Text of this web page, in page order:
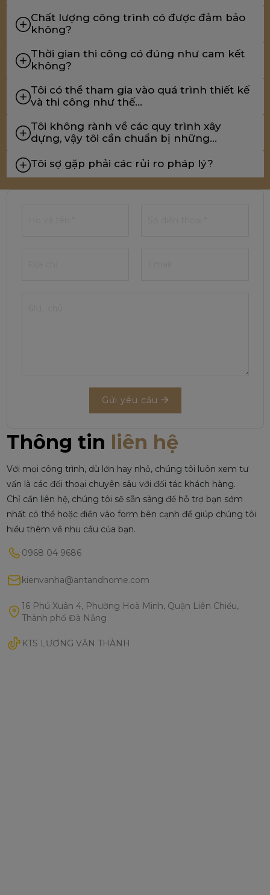
Chất lượng công trình có được đảm bảo
không?
Thời gian thi công có đúng như cam kết
không?
Tôi có thể tham gia vào quá trình thiết kế
và thi công như thế...
Tôi không rành về các quy trình xây
dựng, vậy tôi cần chuẩn bị những...
Tôi sợ gặp phải các rủi ro pháp lý?
Gửi yêu cầu
Thông tin liên hệ
Với mọi công trình, dù lớn hay nhỏ, chúng tôi luôn xem tư
vấn là các đối thoại chuyên sâu với đối tác khách hàng.
Chỉ cần liên hệ, chúng tôi sẽ sẵn sàng để hỗ trợ bạn sớm
nhất có thể hoặc điền vào form bên cạnh để giúp chúng tôi
hiểu thêm về nhu cầu của bạn.
0968 04 9686
kienvanha@antandhome.com
16 Phú Xuân 4, Phường Hoà Minh, Quận Liên Chiểu,
Thành phố Đà Nẵng
KTS LƯƠNG VĂN THÀNH